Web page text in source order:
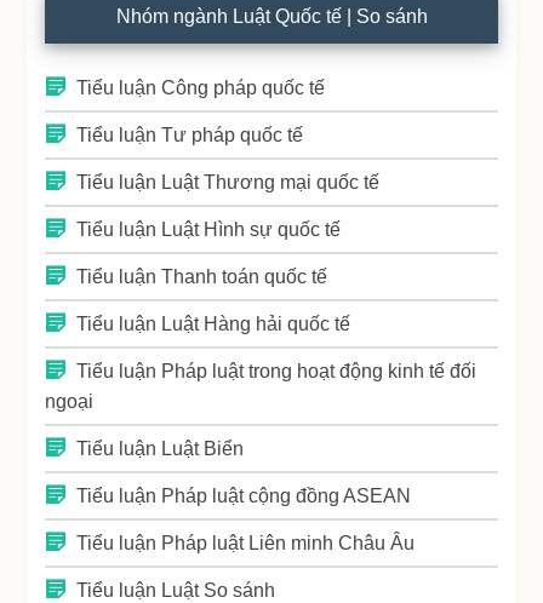
Nhóm ngành Luật Quốc tế | So sánh
Tiểu luận Công pháp quốc tế
Tiểu luận Tư pháp quốc tế
Tiểu luận Luật Thương mại quốc tế
Tiểu luận Luật Hình sự quốc tế
Tiểu luận Thanh toán quốc tế
Tiểu luận Luật Hàng hải quốc tế
Tiểu luận Pháp luật trong hoạt động kinh tế đối
ngoại
Tiểu luận Luật Biển
Tiểu luận Pháp luật cộng đồng ASEAN
Tiểu luận Pháp luật Liên minh Châu Âu
Tiểu luận Luật So sánh